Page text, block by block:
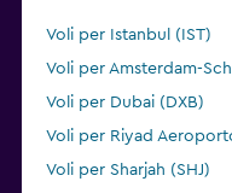
Voli per Istanbul (IST)
Voli per Amsterdam-
Voli per Dubai (DXB)
Voli per Riyad
Voli per Sharjah (SHJ)